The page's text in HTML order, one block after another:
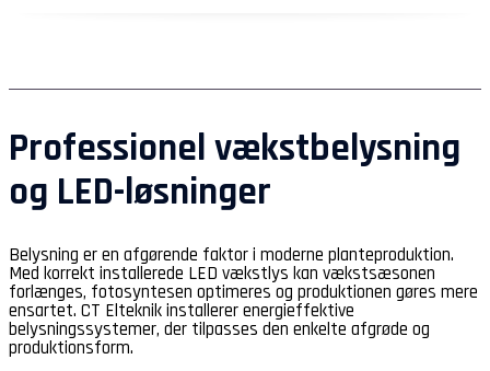
Professionel vækstbelysning
og LED-løsninger
Belysning er en afgørende faktor i moderne planteproduktion.
Med korrekt installerede LED vækstlys kan vækstsæsonen
forlænges, fotosyntesen optimeres og produktionen gøres mere
ensartet. CT Elteknik installerer energieffektive
belysningssystemer, der tilpasses den enkelte afgrøde og
produktionsform.